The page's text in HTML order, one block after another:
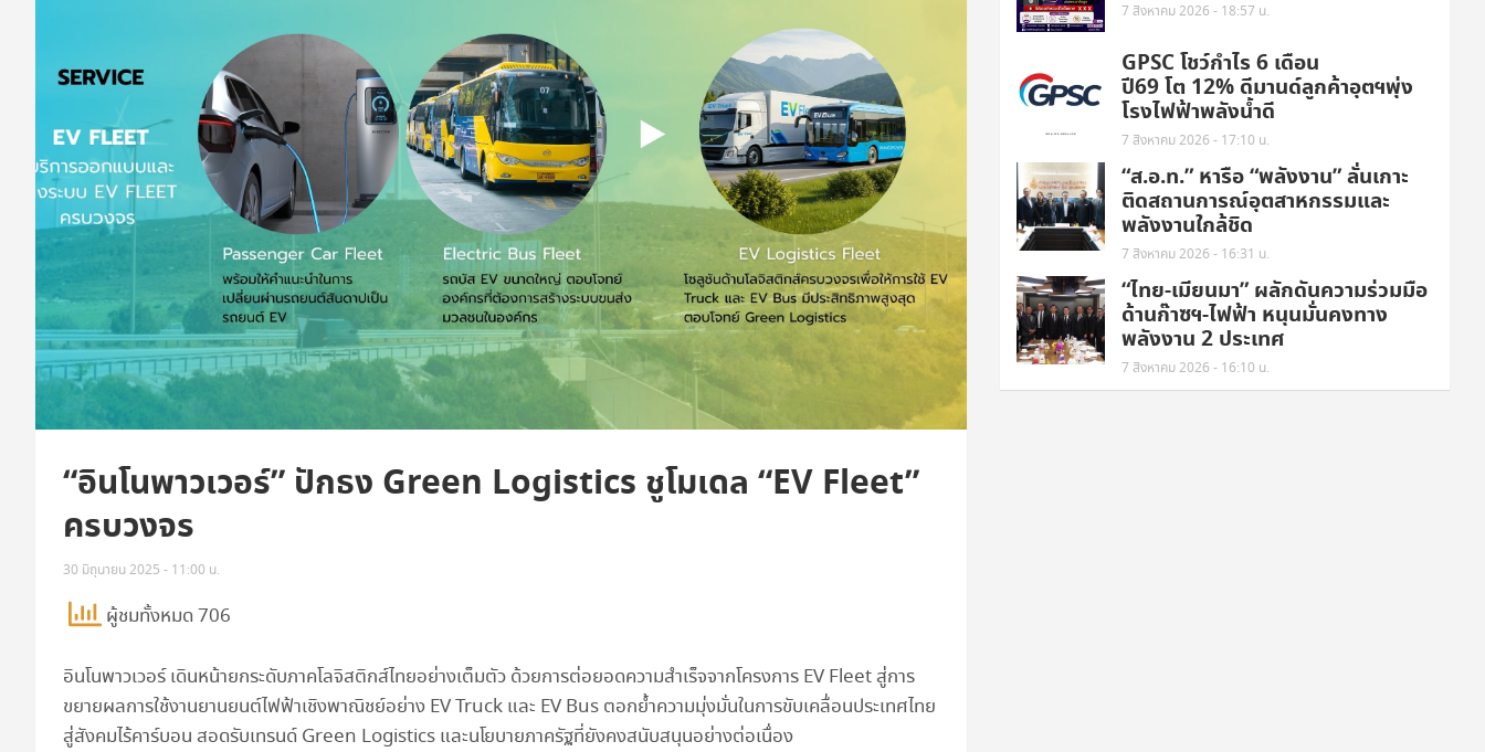
“อินโนพาวเวอร์” ปักธง Green Logistics ชูโมเดล “EV Fleet”
ครบวงจร
30 มิถุนายน 2025 - 11:00 น.
ผู้ชมทั้งหมด 706
อินโนพาวเวอร์ เดินหน้ายกระดับภาคโลจิสติกส์ไทยอย่างเต็มตัว ด้วยการต่อยอดความสำเร็จจากโครงการ EV Fleet สู่การ
ขยายผลการใช้งานยานยนต์ไฟฟ้าเชิงพาณิชย์อย่าง EV Truck และ EV Bus ตอกย้ำความมุ่งมั่นในการขับเคลื่อนประเทศไทย
สู่สังคมไร้คาร์บอน สอดรับเทรนด์ Green Logistics และนโยบายภาครัฐที่ยังคงสนับสนุนอย่างต่อเนื่อง
7 สิงหาคม 2026 - 18:57 น.
GPSC โชว์กำไร 6 เดือน
ปี69 โต 12% ดีมานด์ลูกค้าอุตฯพุ่ง
โรงไฟฟ้าพลังน้ำดี
7 สิงหาคม 2026 - 17:10 น.
“ส.อ.ท.” หารือ “พลังงาน” ลั่นเกาะ
ติดสถานการณ์อุตสาหกรรมและ
พลังงานใกล้ชิด
7 สิงหาคม 2026 - 16:31 น.
“ไทย-เมียนมา” ผลักดันความร่วมมือ
ด้านก๊าซฯ-ไฟฟ้า หนุนมั่นคงทาง
พลังงาน 2 ประเทศ
7 สิงหาคม 2026 - 16:10 น.